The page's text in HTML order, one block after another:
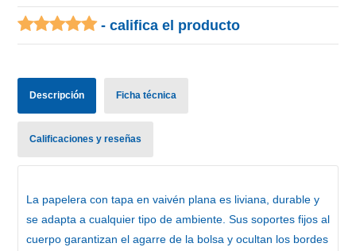
- califica el producto
Descripción Ficha técnica
Calificaciones y reseñas
La papelera con tapa en vaivén plana es liviana, durable y
se adapta a cualquier tipo de ambiente. Sus soportes fijos al
cuerpo garantizan el agarre de la bolsa y ocultan los bordes